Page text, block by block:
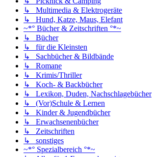
↳ Multimedia & Elektrogeräte
↳ Hund, Katze, Maus, Elefant
~*° Bücher & Zeitschriften °*~
↳ Bücher
↳ für die Kleinsten
↳ Sachbücher & Bildbände
↳ Romane
↳ Krimis/Thriller
↳ Koch- & Backbücher
↳ Lexikon, Duden, Nachschlagebücher
↳ (Vor)Schule & Lernen
↳ Kinder & Jugendbücher
↳ Erwachsenenbücher
↳ Zeitschriften
↳ sonstiges
~*° Spezialbereich °*~